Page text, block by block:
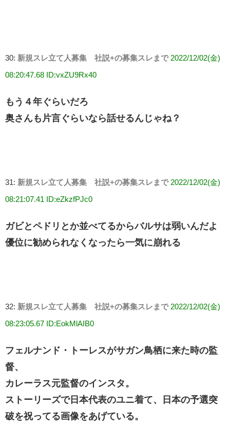
30: 新規スレ立て人募集 社説+の募集スレまで 2022/12/02(金)
08:20:47.68 ID:vxZU9Rx40
もう４年ぐらいだろ
奥さんも片言ぐらいなら話せるんじゃね？
31: 新規スレ立て人募集 社説+の募集スレまで 2022/12/02(金)
08:21:07.41 ID:eZkzfPJc0
ガビとペドリとか並べてるからバルサは弱いんだよ
優位に勧められなくなったら一気に崩れる
32: 新規スレ立て人募集 社説+の募集スレまで 2022/12/02(金)
08:23:05.67 ID:EokMlAIB0
フェルナンド・トーレスがサガン鳥栖に来た時の監
督、
カレーラス元監督のインスタ。
ストーリーズで日本代表のユニ着て、日本の予選突
破を祝ってる画像をあげている。